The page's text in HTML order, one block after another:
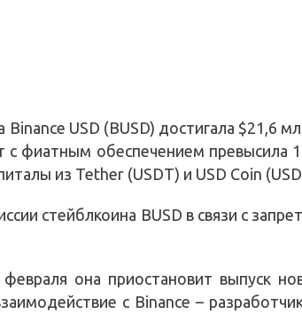
USD (BUSD) достигала $21,6
фиатным обеспечением превысила
из Tether (USDT) и USD Coin
стейблкоина BUSD в связи с
она приостановит выпуск
с Binance –